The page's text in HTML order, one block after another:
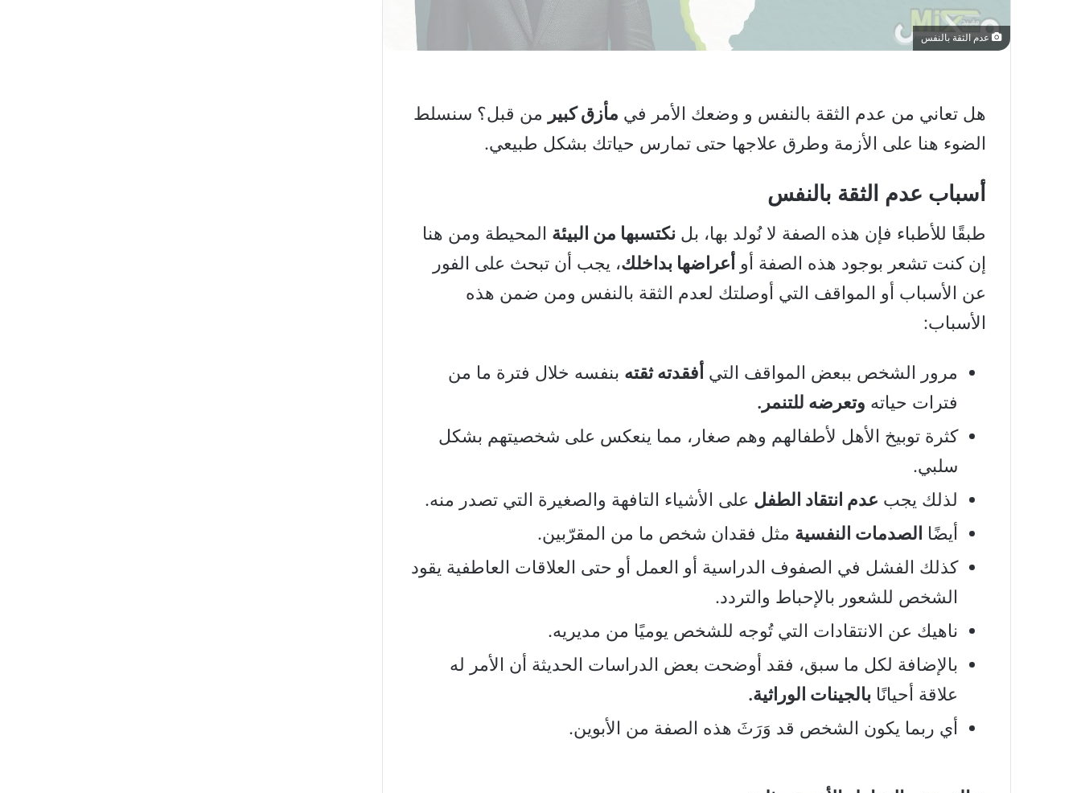
عدم الثقة بالنفس
هل تعاني من عدم الثقة بالنفس و وضعك الأمر في مأزق كبير من قبل؟ سنسلط
الضوء هنا على الأزمة وطرق علاجها حتى تمارس حياتك بشكل طبيعي.
أسباب عدم الثقة بالنفس
طبقًا للأطباء فإن هذه الصفة لا نُولد بها، بل نكتسبها من البيئة المحيطة ومن هنا
إن كنت تشعر بوجود هذه الصفة أو أعراضها بداخلك، يجب أن تبحث على الفور
عن الأسباب أو المواقف التي أوصلتك لعدم الثقة بالنفس ومن ضمن هذه
الأسباب:
مرور الشخص ببعض المواقف التي أفقدته ثقته بنفسه خلال فترة ما من
فترات حياته وتعرضه للتنمر.
كثرة توبيخ الأهل لأطفالهم وهم صغار، مما ينعكس على شخصيتهم بشكل
سلبي.
لذلك يجب عدم انتقاد الطفل على الأشياء التافهة والصغيرة التي تصدر منه.
أيضًا الصدمات النفسية مثل فقدان شخص ما من المقرّبين.
كذلك الفشل في الصفوف الدراسية أو العمل أو حتى العلاقات العاطفية يقود
الشخص للشعور بالإحباط والتردد.
ناهيك عن الانتقادات التي تُوجه للشخص يوميًا من مديريه.
بالإضافة لكل ما سبق، فقد أوضحت بعض الدراسات الحديثة أن الأمر له
علاقة أحيانًا بالجينات الوراثية.
أي ربما يكون الشخص قد وَرَثَ هذه الصفة من الأبوين.